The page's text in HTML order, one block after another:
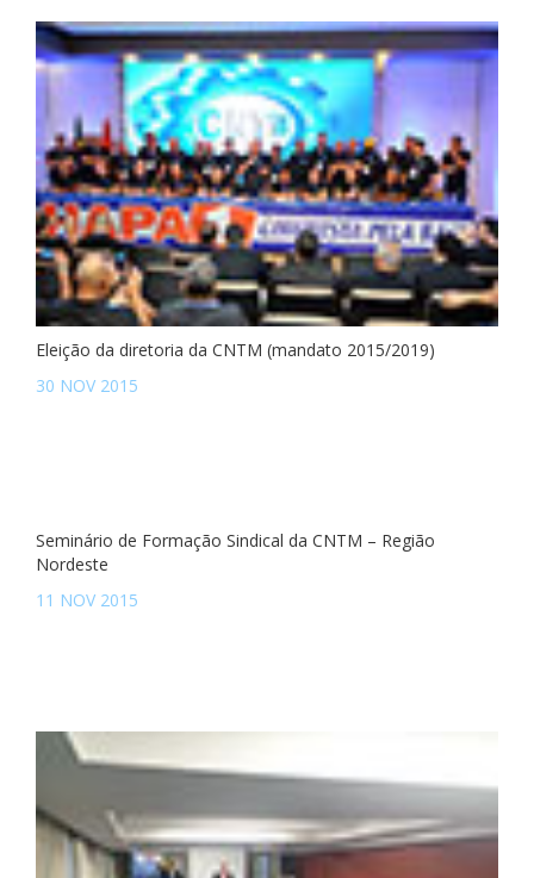
Eleição da diretoria da CNTM (mandato 2015/2019)
30 NOV 2015
Seminário de Formação Sindical da CNTM – Região
Nordeste
11 NOV 2015